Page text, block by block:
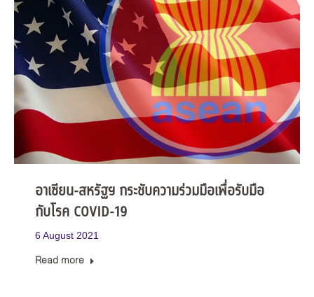
อาเซียน-สหรัฐฯ กระชับความร่วมมือเพื่อรับมือ
กับโรค COVID-19
6 August 2021
Read more